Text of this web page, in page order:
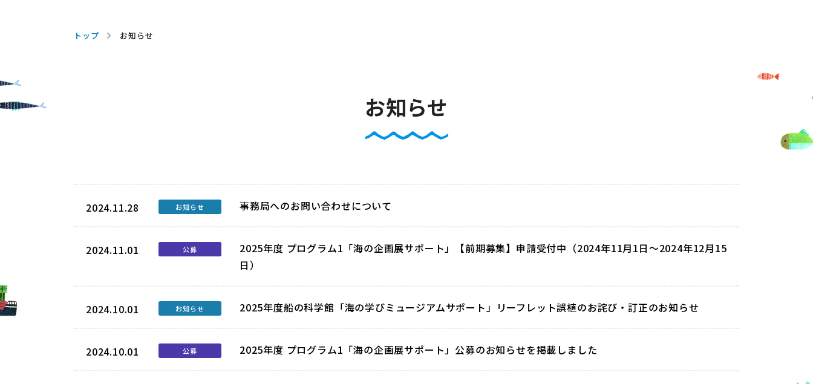
トップ お知らせ
お知らせ
2024.11.28 お知らせ 事務局へのお問い合わせについて
2024.11.01 公募
2025年度 プログラム1「海の企画展サポート」【前期募集】申請受付中（2024年11月1日～2024年12月15
日）
2024.10.01 お知らせ 2025年度船の科学館「海の学びミュージアムサポート」リーフレット誤植のお詫び・訂正のお知らせ
2024.10.01 公募 2025年度 プログラム1「海の企画展サポート」公募のお知らせを掲載しました